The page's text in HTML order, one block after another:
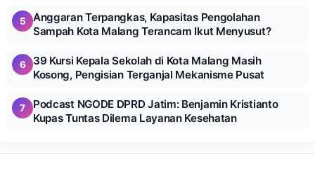
5
Anggaran Terpangkas, Kapasitas Pengolahan
Sampah Kota Malang Terancam Ikut Menyusut?
6
39 Kursi Kepala Sekolah di Kota Malang Masih
Kosong, Pengisian Terganjal Mekanisme Pusat
7
Podcast NGODE DPRD Jatim: Benjamin Kristianto
Kupas Tuntas Dilema Layanan Kesehatan